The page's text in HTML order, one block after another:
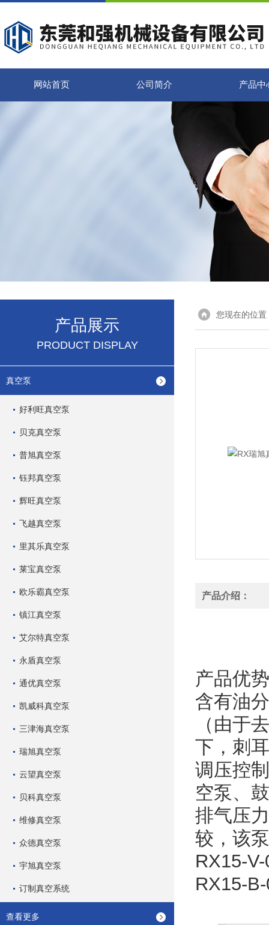
网站首页 公司简介 产品中
产品展示
PRODUCT DISPLAY
真空泵
好利旺真空泵
贝克真空泵
普旭真空泵
钰邦真空泵
辉旺真空泵
飞越真空泵
里其乐真空泵
莱宝真空泵
欧乐霸真空泵
镇江真空泵
艾尔特真空泵
永盾真空泵
通优真空泵
凯威科真空泵
三津海真空泵
瑞旭真空泵
云望真空泵
贝科真空泵
维修真空泵
众德真空泵
宇旭真空泵
订制真空系统
查看更多
您现在的位置
产品介绍：
产品优
含有油
（由于
下，刺
调压控
空泵、
排气压
较，该
RX15-
RX15-